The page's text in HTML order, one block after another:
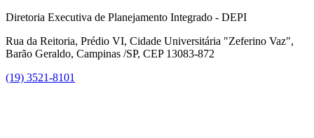
Diretoria Executiva de Planejamento Integrado - DEPI
Rua da Reitoria, Prédio VI, Cidade Universitária "Zeferino Vaz",
Barão Geraldo, Campinas /SP, CEP 13083-872
(19) 3521-8101